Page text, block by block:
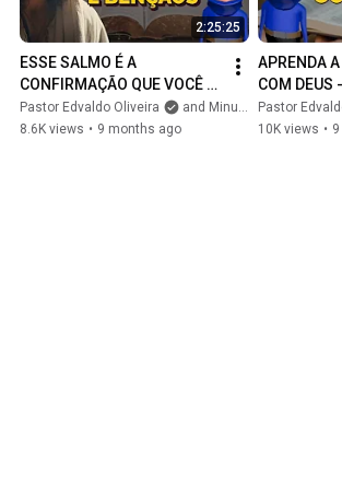
ele o que pesa em seu coração e
permita que sua graça transforme a
tristeza em esperança e a angústia em
paz. Que hoje a sua alma seja
fortalecida pelo amor de Deus.
#MinutoComDeus #Salmos86
2:25:25
ESSE SALMO É A
CONFIRMAÇÃO QUE VOCÊ
ESPERAVA DE DEUS -
MINUTO COM DEUS HOJE
Pastor Edvaldo Oliveira
and Minuto com Deus
8.6K views • 9 months ago
APRENDA
COM DEUS
DEUS HOJE
Pastor
10K views •